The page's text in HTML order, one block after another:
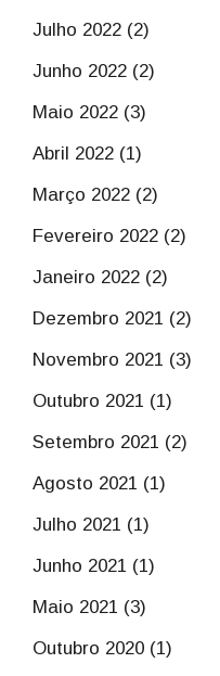
Julho 2022 (2)
Junho 2022 (2)
Maio 2022 (3)
Abril 2022 (1)
Março 2022 (2)
Fevereiro 2022 (2)
Janeiro 2022 (2)
Dezembro 2021 (2)
Novembro 2021 (3)
Outubro 2021 (1)
Setembro 2021 (2)
Agosto 2021 (1)
Julho 2021 (1)
Junho 2021 (1)
Maio 2021 (3)
Outubro 2020 (1)